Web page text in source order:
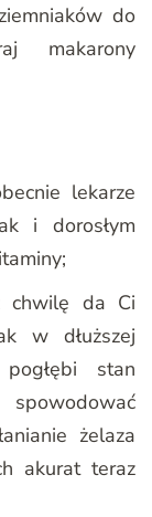
do
makarony
lekarze
i dorosłym
chwilę da Ci
w dłuższej
stan
żelaza
akurat teraz